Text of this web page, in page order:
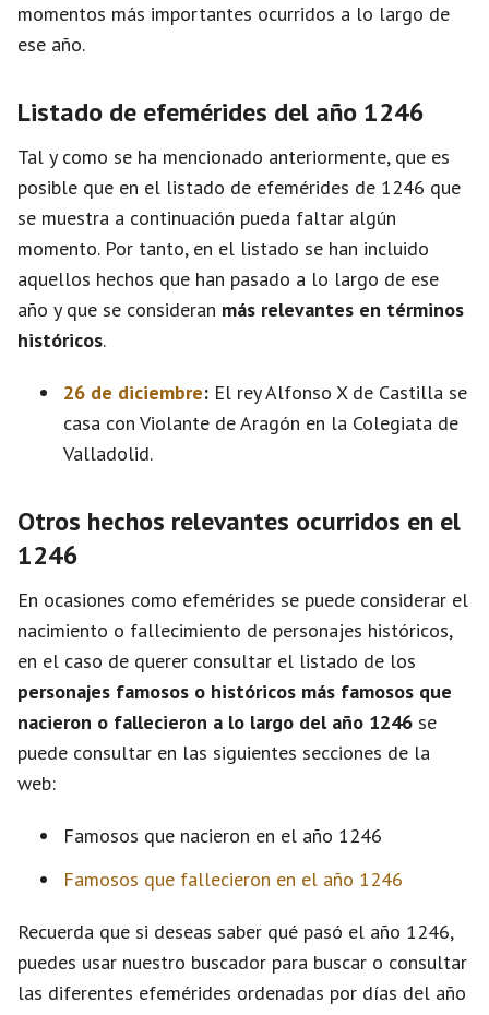
momentos más importantes ocurridos a lo largo de
ese año.
Listado de efemérides del año 1246
Tal y como se ha mencionado anteriormente, que es
posible que en el listado de efemérides de 1246 que
se muestra a continuación pueda faltar algún
momento. Por tanto, en el listado se han incluido
aquellos hechos que han pasado a lo largo de ese
año y que se consideran más relevantes en términos
históricos.
26 de diciembre: El rey Alfonso X de Castilla se
casa con Violante de Aragón en la Colegiata de
Valladolid.
Otros hechos relevantes ocurridos en el
1246
En ocasiones como efemérides se puede considerar el
nacimiento o fallecimiento de personajes históricos,
en el caso de querer consultar el listado de los
personajes famosos o históricos más famosos que
nacieron o fallecieron a lo largo del año 1246 se
puede consultar en las siguientes secciones de la
web:
Famosos que nacieron en el año 1246
Famosos que fallecieron en el año 1246
Recuerda que si deseas saber qué pasó el año 1246,
puedes usar nuestro buscador para buscar o consultar
las diferentes efemérides ordenadas por días del año